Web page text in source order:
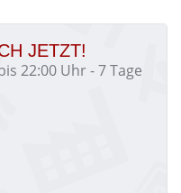
JETZT!
22:00 Uhr - 7 Tage